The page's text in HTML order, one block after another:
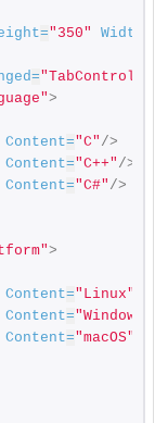
="350" Width
=
>
Content="C" />
Content="C++" />
Content="C#" />
>
Content="Linux"
Content="Windows"
Content="macOS"